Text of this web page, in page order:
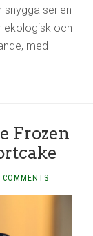
snygga serien
ekologisk och
med
Frozen
COMMENTS